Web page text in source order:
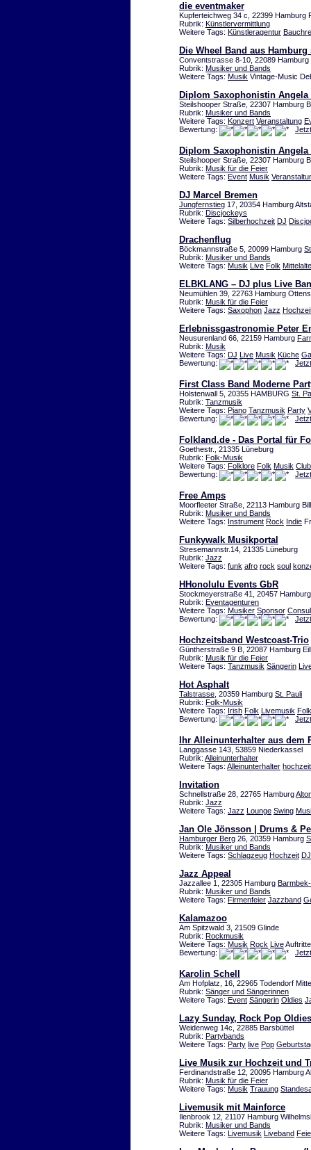
die eventmaker
Kupferteichweg 34 c, 22399 Hamburg
Rubrik: Künstlervermittlung
Weitere Tags: Künstleragentur
Die Wheel Band aus
Conventstrasse 8-10, 22089 Hamburg
Rubrik: Musiker und Bands
Weitere Tags: Musik Vintage-Music
Diplom Saxophonistin Angela
Steilshooper Straße, 22307 Hamburg
Rubrik: Musiker und Bands
Weitere Tags: Konzert Veranstaltung
Bewertung:
Diplom Saxophonistin Angela
Steilshooper Straße, 22307 Hamburg
Rubrik: Musik für die Feier
Weitere Tags: Event Musik
DJ Marcel Bremen
Jungfernstieg 17, 20354 Hamburg
Rubrik: Discjockeys
Weitere Tags: Silberhochzeit DJ
Drachenflug
Böckmannstraße 5, 20099 Hamburg
Rubrik: Musiker und Bands
Weitere Tags: Musik Live Folk
ELBKLANG – DJ plus Live
Neumühlen 39, 22763 Hamburg
Rubrik: Musik für die Feier
Weitere Tags: Saxophon Jazz
Erlebnissgastronomie Peter
Neusurenland 66, 22159 Hamburg
Rubrik: Musik
Weitere Tags: DJ Live Musik Küche
Bewertung:
First Class Band Moderne
Holstenwall 5, 20355 HAMBURG St.
Rubrik: Tanzmusik
Weitere Tags: Piano Tanzmusik Party
Bewertung:
Folkland.de - Das Portal für
Goethestr., 21335 Lüneburg
Rubrik: Folk-Musik
Weitere Tags: Folklore Folk Musik Club
Bewertung:
Free Amps
Moorfleeter Straße, 22113 Hamburg
Rubrik: Musiker und Bands
Weitere Tags: Instrument Rock Indie
Funkywalk Musikportal
Stresemannstr.14, 21335 Lüneburg
Rubrik: Jazz
Weitere Tags: funk afro rock soul
HHonolulu Events GbR
Stockmeyerstraße 41, 20457
Rubrik: Eventagenturen
Weitere Tags: Musiker Sponsor
Bewertung:
Hochzeitsband Westcoast-Trio
Güntherstraße 9 B, 22087 Hamburg
Rubrik: Musik für die Feier
Weitere Tags: Tanzmusik Sängerin
Hot Asphalt
Talstrasse , 20359 Hamburg St. Pauli
Rubrik: Folk-Musik
Weitere Tags: Irish Folk Livemusik
Bewertung:
Ihr Alleinunterhalter aus dem
Langgasse 143, 53859 Niederkassel
Rubrik: Alleinunterhalter
Weitere Tags: Alleinunterhalter hochzeit
Invitation
Schnellstraße 28, 22765 Hamburg
Rubrik: Jazz
Weitere Tags: Jazz Lounge Swing
Jan Ole Jönsson | Drums &
Hamburger Berg 26, 20359 Hamburg
Rubrik: Musiker und Bands
Weitere Tags: Schlagzeug Hochzeit DJ
Jazz Appeal
Jazzallee 1, 22305 Hamburg
Rubrik: Musiker und Bands
Weitere Tags: Firmenfeier Jazzband
Kalamazoo
Am Spitzwald 3, 21509 Glinde
Rubrik: Rockmusik
Weitere Tags: Musik Rock Live
Bewertung:
Karolin Schell
Am Hofplatz, 16, 22965 Todendorf Mitte
Rubrik: Sänger und Sängerinnen
Weitere Tags: Event Sängerin Oldies
Lazy Sunday, Rock Pop
Weidenweg 14c, 22885 Barsbüttel
Rubrik: Partybands
Weitere Tags: Party live Pop
Live Musik zur Hochzeit und
Ferdinandstraße 12, 20095 Hamburg
Rubrik: Musik für die Feier
Weitere Tags: Musik Trauung
Livemusik mit Mainforce
Ilenbrook 12, 21107 Hamburg
Rubrik: Musiker und Bands
Weitere Tags: Livemusik Liveband